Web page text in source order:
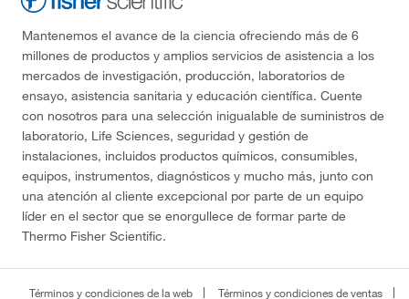
Mantenemos el avance de la ciencia ofreciendo más de 6
millones de productos y amplios servicios de asistencia a los
mercados de investigación, producción, laboratorios de
ensayo, asistencia sanitaria y educación científica. Cuente
con nosotros para una selección inigualable de suministros de
laboratorio, Life Sciences, seguridad y gestión de
instalaciones, incluidos productos químicos, consumibles,
equipos, instrumentos, diagnósticos y mucho más, junto con
una atención al cliente excepcional por parte de un equipo
líder en el sector que se enorgullece de formar parte de
Thermo Fisher Scientific.
Términos y condiciones de la web Términos y condiciones de ventas